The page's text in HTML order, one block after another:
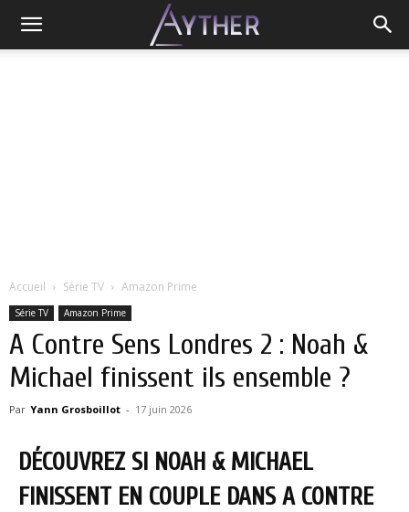
Accueil Série TV Amazon Prime
Série TV Amazon Prime
A Contre Sens Londres 2 : Noah &
Michael finissent ils ensemble ?
Par Yann Grosboillot - 17 juin 2026
DÉCOUVREZ SI NOAH & MICHAEL
FINISSENT EN COUPLE DANS A CONTRE